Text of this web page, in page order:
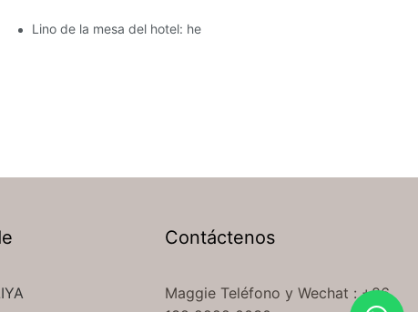
de su hotel
Lino de la mesa del hotel: hermosa ropa de mesa para
Contáctenos
Maggie Teléfonoy Wechat : +86